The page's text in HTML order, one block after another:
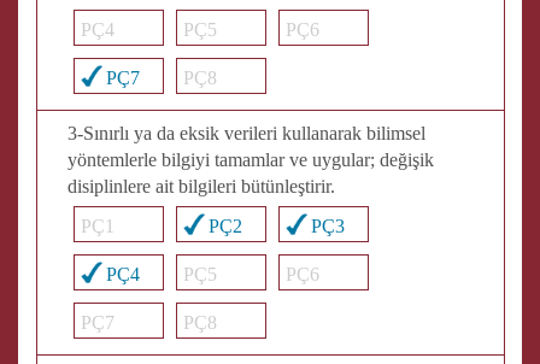
PÇ4 PÇ5 PÇ6
PÇ7 PÇ8
3-Sınırlı ya da eksik verileri kullanarak bilimsel
yöntemlerle bilgiyi tamamlar ve uygular; değişik
disiplinlere ait bilgileri bütünleştirir.
PÇ1
PÇ2 PÇ3
PÇ4 PÇ5 PÇ6
PÇ7 PÇ8